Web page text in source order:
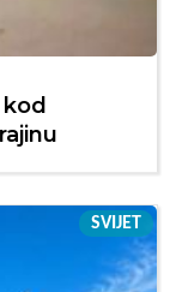
SVIJET